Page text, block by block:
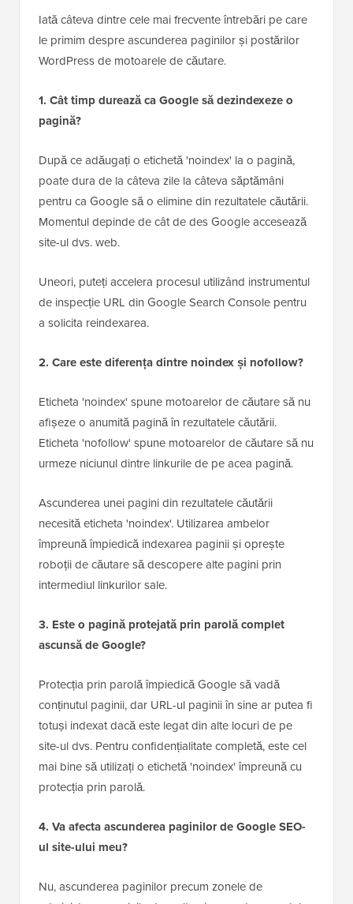
Odată ce sunteți gata să vă prezentați site-ul web
lumii, accesați din nouSeedProd » Pagini și comutați
comutatorul Mod de Mentenanță de la „Activ” la
Întrebări frecvente (FAQ)
le primim despre ascunderea paginilor și postărilor
WordPress de motoarele de căutare.
1. Cât timp durează ca Google să dezindexeze o
pagină?
După ce adăugați o etichetă 'noindex' la o pagină,
poate dura de la câteva zile la câteva săptămâni
pentru ca Google să o elimine din rezultatele căutării.
site-ul dvs. web.
Uneori, puteți accelera procesul utilizând instrumentul
de inspecție URL din Google Search Console pentru
a solicita reindexarea.
Eticheta 'noindex' spune motoarelor de căutare să nu
afișeze o anumită pagină în rezultatele căutării.
Eticheta 'nofollow' spune motoarelor de căutare să nu
urmeze niciunul dintre linkurile de pe acea pagină.
Ascunderea unei pagini din rezultatele căutării
necesită eticheta 'noindex'. Utilizarea ambelor
roboții de căutare să descopere alte pagini prin
intermediul linkurilor sale.
3. Este o pagină protejată prin parolă complet
ascunsă de Google?
conținutul paginii, dar URL-ul paginii în sine ar putea fi
totuși indexat dacă este legat din alte locuri de pe
mai bine să utilizați o etichetă 'noindex' împreună cu